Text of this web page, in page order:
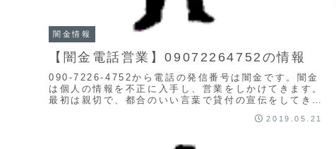
闇金情報
【闇金電話営業】09072264752の情報
090-7226-4752から電話の発信番号は闇金です。闇金
は個人の情報を不正に入手し、営業をしかけてきます。
最初は親切で、都合のいい言葉で貸付の宣伝をしてきま
2019.05.21